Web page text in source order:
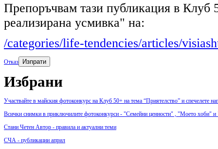
Препоръчвам тази публикация в
реализирана усмивка" на:
/categories/life-tendencies/articles/
Отказ Изпрати
Избрани
Участвайте в майския фотоконкурс на Клуб 50+ на тема “Приятелство” и спечелете
Всички снимки в приключилите фотоконкурси - "Семейни ценности" , "Моето хоби"
Стани Четен Автор - правила и актуални теми
СЧА - публикации април